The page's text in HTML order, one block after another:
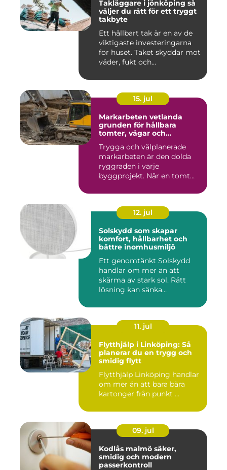
Takläggare i jönköping så
väljer du rätt för ett tryggt
takbyte
Ett hållbart tak är en av de
viktigaste investeringarna
för huset. Taket skyddar mot
väder, fukt och...
15. jul
Markarbeten vetlanda
grunden för hållbara
tomter, vägar och
Trygga och välplanerade
markarbeten är den dolda
ryggraden i varje
byggprojekt. När en tomt
12. jul
Solskydd som skapar
komfort, hållbarhet och
bättre inomhusmiljö
Ett genomtänkt Solskydd
handlar om mer än att
skärma av stark sol. Rätt
lösning kan sänka
11. jul
Flytthjälp i Linköping: Så
planerar du en trygg och
smidig flytt
Flytthjälp Linköping handlar
om mer än att bara bära
kartonger från punkt ...
09. jul
Kodlås malmö säker,
smidig och modern
passerkontroll